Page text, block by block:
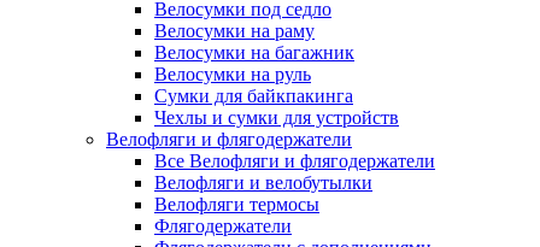
Велосумки под седло
Велосумки на раму
Велосумки на багажник
Велосумки на руль
Сумки для байкпакинга
Чехлы и сумки для устройств
Велофляги и флягодержатели
Все Велофляги и флягодержатели
Велофляги и велобутылки
Велофляги термосы
Флягодержатели